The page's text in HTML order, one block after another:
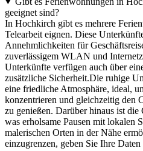
geeignet sind?
In Hochkirch gibt es mehrere
Telearbeit eignen. Diese
Annehmlichkeiten für
zuverlässigem WLAN und
Unterkünfte verfügen auch über
zusätzliche Sicherheit.Die ruhige
eine friedliche Atmosphäre, ideal,
konzentrieren und gleichzeitig den
zu genießen. Darüber hinaus ist die
was erholsame Pausen mit lokalen
malerischen Orten in der Nähe
einzugrenzen, geben Sie Ihre